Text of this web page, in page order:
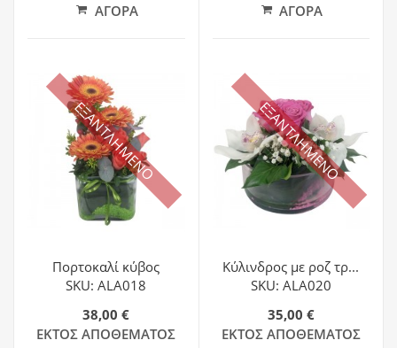
ΑΓΟΡΆ
ΑΓΟΡΆ
ΕΞΑΝΤΛΗΜΕΝΟ
Πορτοκαλί κύβος
SKU: ALA018
38,00 €
ΕΚΤΌΣ ΑΠΟΘΈΜΑΤΟΣ
ΕΞΑΝΤΛΗΜΕΝΟ
Κύλινδρος με ροζ τρ...
SKU: ALA020
35,00 €
ΕΚΤΌΣ ΑΠΟΘΈΜΑΤΟΣ